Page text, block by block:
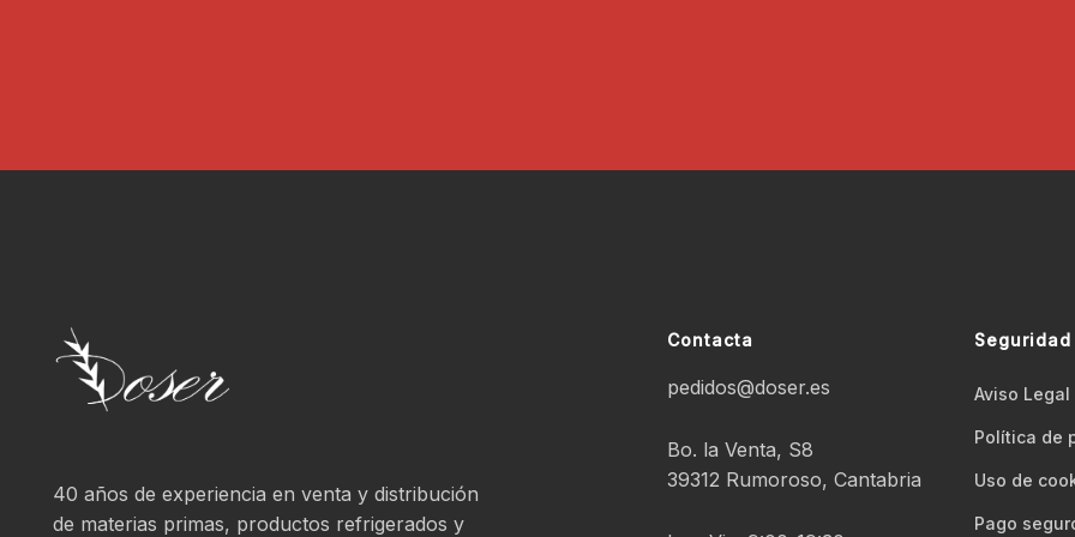
40 años de experiencia en venta y distribución
de materias primas, productos refrigerados y
Contacta
pedidos@doser.es
Bo. la Venta, S8
39312 Rumoroso, Cantabria
Seguridad
Aviso Legal
Polí­tica de
Uso de
Pago